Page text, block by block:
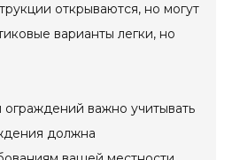
открываются, но могут
варианты легки, но
важно учитывать
должна